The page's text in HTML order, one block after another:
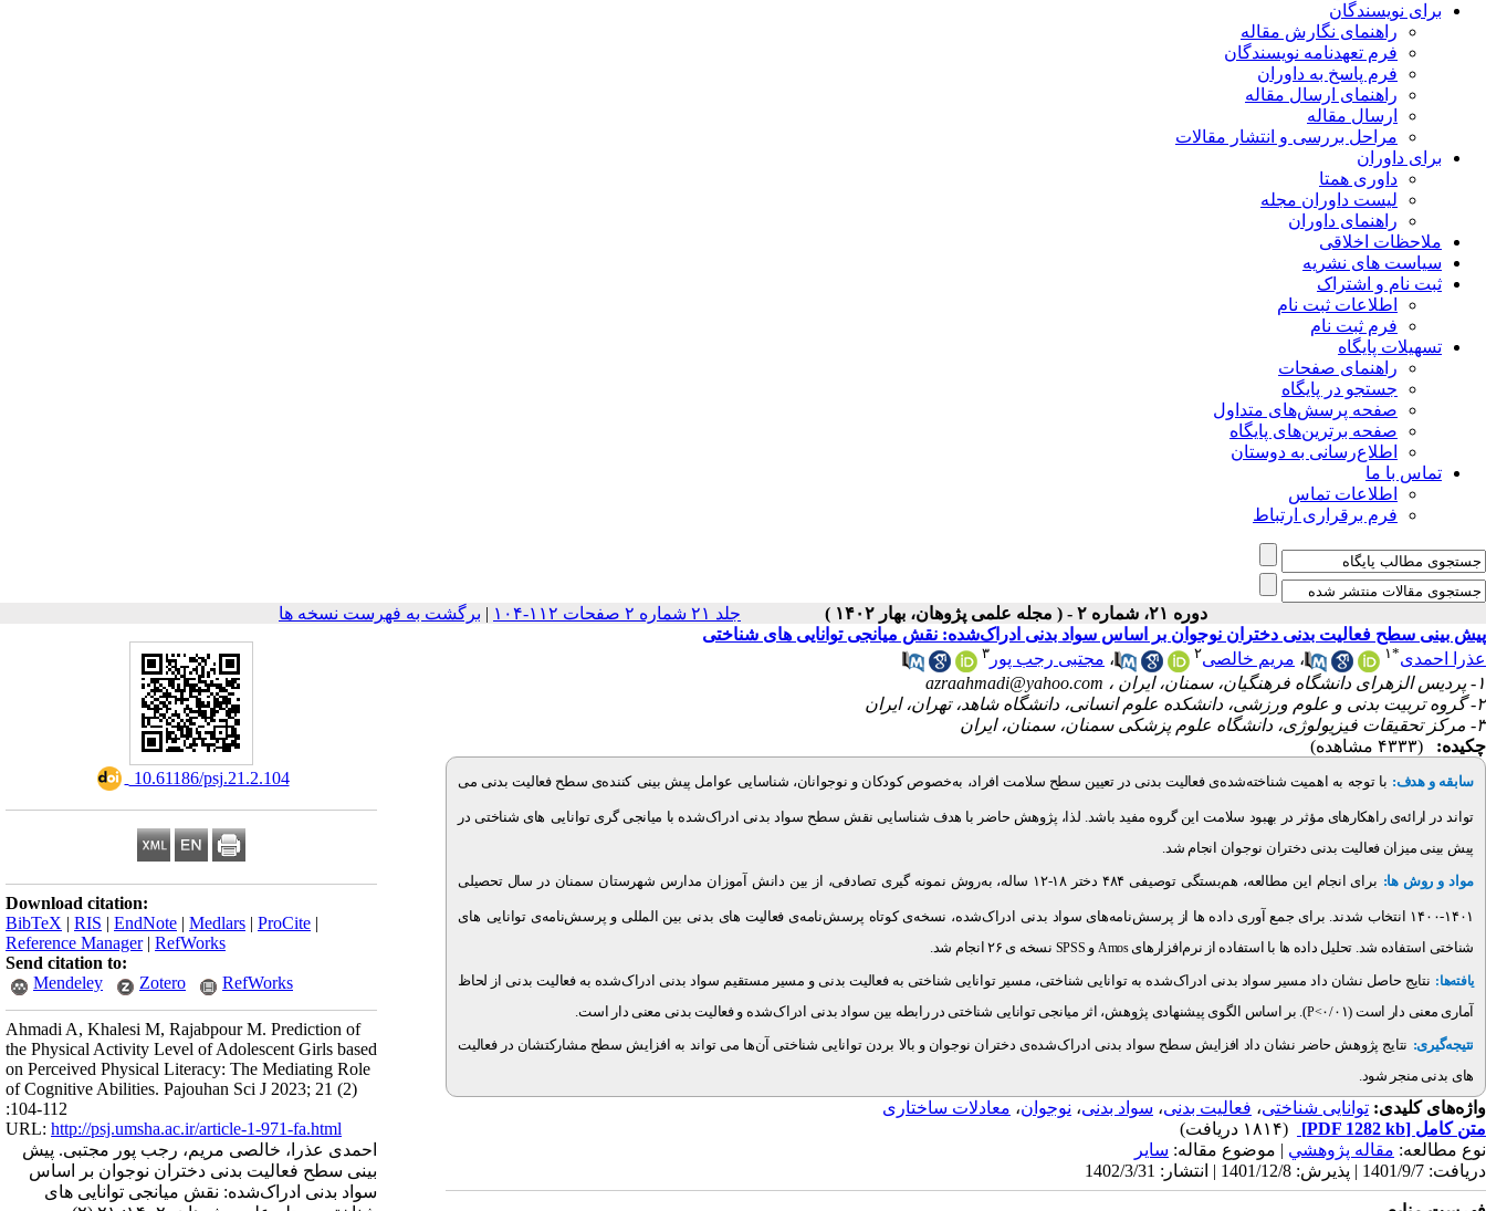
برای نویسندگان
راهنمای نگارش مقاله
فرم تعهدنامه نویسندگان
فرم پاسخ به داوران
راهنمای ارسال مقاله
ارسال مقاله
مراحل بررسی و انتشار مقالات
برای داوران
داوری همتا
لیست داوران مجله
راهنمای داوران
ملاحظات اخلاقی
سیاست های نشریه
ثبت نام و اشتراک
اطلاعات ثبت نام
فرم ثبت نام
تسهیلات پایگاه
راهنمای صفحات
جستجو در پایگاه
صفحه پرسش‌های متداول
صفحه برترین‌های پایگاه
اطلاع‌رسانی به دوستان
تماس با ما
اطلاعات تماس
فرم برقراری ارتباط
دوره ۲۱، شماره ۲ - ( مجله علمی پژوهان، بهار ۱۴۰۲ ) جلد ۲۱ شماره ۲ صفحات ۱۱۲-۱۰۴ | برگشت به فهرست نسخه ها
‎ 10.61186/psj.21.2.104
Download citation:
BibTeX | RIS | EndNote | Medlars | ProCite |
Reference Manager| RefWorks
Send citation to:
Mendeley
Zotero RefWorks
Ahmadi A, Khalesi M, Rajabpour M. Prediction of
the Physical Activity Level of Adolescent Girls based
on Perceived Physical Literacy: The Mediating Role
of Cognitive Abilities. Pajouhan Sci J 2023; 21 (2)
:104-112
URL: http://psj.umsha.ac.ir/article-1-971-fa.html
احمدی عذرا، خالصی مریم، رجب پور مجتبی. پیش
بینی سطح فعالیت بدنی دختران نوجوان بر اساس
سواد بدنی ادراک‌شده: نقش میانجی توانایی های
پیش بینی سطح فعالیت بدنی دختران نوجوان بر اساس سواد بدنی ادراک‌شده: نقش میانجی توانایی های شناختی
عذرا احمدی*۱ ، مریم خالصی۲ ، مجتبی رجب پور ۳
۱- پردیس الزهرای دانشگاه فرهنگیان، سمنان، ایران ،
azraahmadi@yahoo.com
۲- گروه تربیت بدنی و علوم ورزشی، دانشکده علوم انسانی، دانشگاه شاهد، تهران، ایران
۳- مرکز تحقیقات فیزیولوژی، دانشگاه علوم پزشکی سمنان، سمنان، ایران
چکیده:
(۴۳۳۳ مشاهده)
سابقه و هدف: با توجه به اهمیت شناخته‌شده‌ی فعالیت بدنی در تعیین سطح سلامت افراد، به‌خصوص کودکان و نوجوانان، شناسایی عوامل پیش بینی‌ کننده‌ی سطح فعالیت بدنی می
تواند در ارائه‌ی راهکارهای مؤثر در بهبود سلامت این گروه مفید باشد. لذا، پژوهش حاضر با هدف شناسایی نقش سطح سواد بدنی ادراک‌شده با میانجی گری توانایی های شناختی در
پیش بینی میزان فعالیت بدنی دختران نوجوان انجام شد.
مواد و روش ها:
برای انجام این مطالعه، هم‌بستگی توصیفی ۴۸۴ دختر ۱۸-۱۲ ساله، به‌روش نمونه گیری تصادفی، از بین دانش آموزان مدارس شهرستان سمنان در سال تحصیلی
۱۴۰۱-۱۴۰۰ انتخاب شدند. برای جمع آوری داده ها از پرسش‌نامه‌‌های سواد بدنی ادراک‌شده، نسخه‌ی کوتاه پرسش‌نامه‌ی فعالیت های بدنی بین المللی و پرسش‌نامه‌ی توانایی
های
شناختی استفاده شد. تحلیل داده ها با استفاده از نرم‌افزارهایAmos و SPSS نسخه ی ۲۶ انجام شد.
یافته‌ها: نتایج حاصل نشان داد مسیر سواد بدنی ادراک‌شده به توانایی شناختی، مسیر توانایی شناختی به فعالیت بدنی و مسیر مستقیم سواد بدنی ادراک‌شده به فعالیت بدنی از لحاظ
آماری معنی دار است (۰/۰۱
P<). بر اساس الگوی پیشنهادی پژوهش، اثر میانجی توانایی شناختی در رابطه بین سواد بدنی ادراک‌شده و فعالیت بدنی معنی دار است.
نتیجه‌گیری: نتایج پژوهش حاضر نشان داد افزایش سطح سواد بدنی ادراک‌شده‌ی دختران نوجوان و بالا بردن توانایی شناختی آن‌ها می تواند به افزایش سطح مشارکتشان در فعالیت
های بدنی منجر شود.
واژه‌های کلیدی: توانایی شناختی، فعالیت بدنی، سواد بدنی، نوجوان، معادلات ساختاری
متن کامل [PDF 1282 kb]
(۱۸۱۴ دریافت)
نوع مطالعه: مقاله پژوهشي | موضوع مقاله: سایر
دریافت: 1401/9/7 | پذیرش: 1401/12/8 | انتشار: 1402/3/31